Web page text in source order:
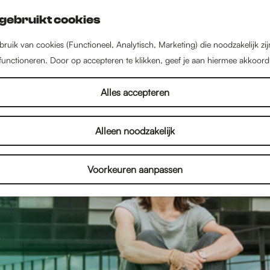
cookies
van cookies (Functioneel, Analytisch, Marketing) die noodzakelijk
Door op accepteren te klikken, geef je aan hiermee
Alles accepteren
Alleen noodzakelijk
Voorkeuren aanpassen